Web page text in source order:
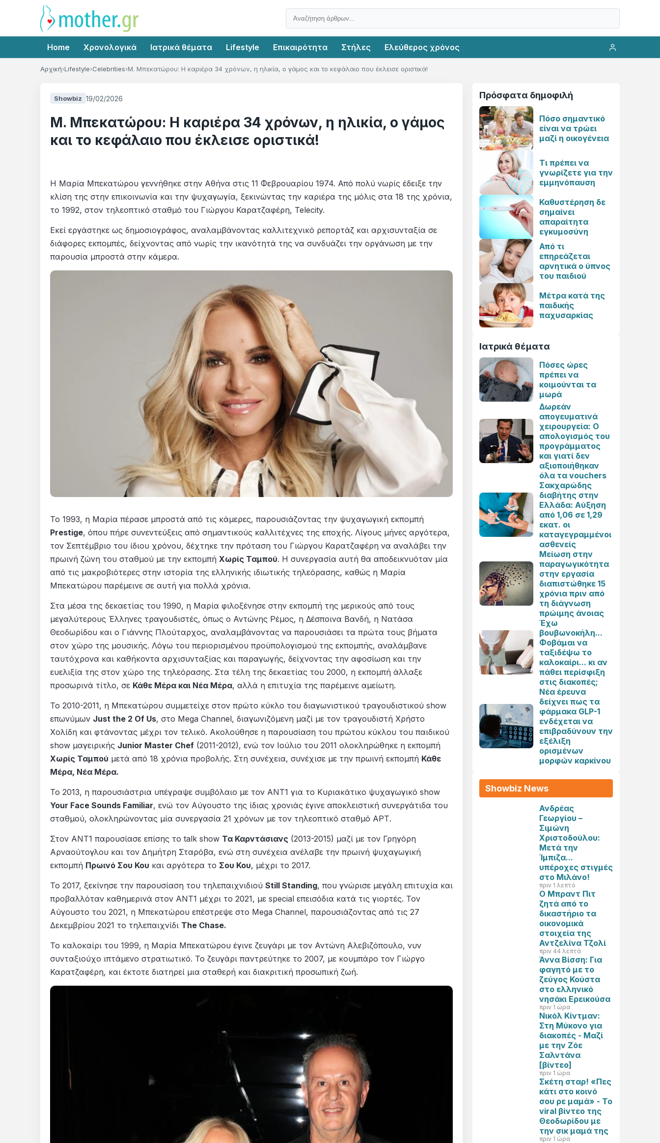
Home Χρονολογικά Ιατρικά θέματα Lifestyle Επικαιρότητα Στήλες Ελεύθερος χρόνος
Αρχική Lifestyle Celebrities Μ. Μπεκατώρου: Η καριέρα 34 χρόνων, η ηλικία, ο γάμος και το κεφάλαιο που έκλεισε οριστικά!
Showbiz 19/02/2026
Μ. Μπεκατώρου: Η καριέρα 34 χρόνων, η ηλικία, ο γάμος
και το κεφάλαιο που έκλεισε οριστικά!
Η Μαρία Μπεκατώρου γεννήθηκε στην Αθήνα στις 11 Φεβρουαρίου 1974. Από πολύ νωρίς έδειξε την
κλίση της στην επικοινωνία και την ψυχαγωγία, ξεκινώντας την καριέρα της μόλις στα 18 της χρόνια,
το 1992, στον τηλεοπτικό σταθμό του Γιώργου Καρατζαφέρη, Telecity.
Εκεί εργάστηκε ως δημοσιογράφος, αναλαμβάνοντας καλλιτεχνικό ρεπορτάζ και αρχισυνταξία σε
διάφορες εκπομπές, δείχνοντας από νωρίς την ικανότητά της να συνδυάζει την οργάνωση με την
παρουσία μπροστά στην κάμερα.
Το 1993, η Μαρία πέρασε μπροστά από τις κάμερες, παρουσιάζοντας την ψυχαγωγική εκπομπή
Prestige, όπου πήρε συνεντεύξεις από σημαντικούς καλλιτέχνες της εποχής. Λίγους μήνες αργότερα,
τον Σεπτέμβριο του ίδιου χρόνου, δέχτηκε την πρόταση του Γιώργου Καρατζαφέρη να αναλάβει την
πρωινή ζώνη του σταθμού με την εκπομπή Χωρίς Ταμπού. Η συνεργασία αυτή θα αποδεικνυόταν μία
από τις μακροβιότερες στην ιστορία της ελληνικής ιδιωτικής τηλεόρασης, καθώς η Μαρία
Μπεκατώρου παρέμεινε σε αυτή για πολλά χρόνια.
Στα μέσα της δεκαετίας του 1990, η Μαρία φιλοξένησε στην εκπομπή της μερικούς από τους
μεγαλύτερους Έλληνες τραγουδιστές, όπως ο Αντώνης Ρέμος, η Δέσποινα Βανδή, η Νατάσα
Θεοδωρίδου και ο Γιάννης Πλούταρχος, αναλαμβάνοντας να παρουσιάσει τα πρώτα τους βήματα
στον χώρο της μουσικής. Λόγω του περιορισμένου προϋπολογισμού της εκπομπής, αναλάμβανε
ταυτόχρονα και καθήκοντα αρχισυνταξίας και παραγωγής, δείχνοντας την αφοσίωση και την
ευελιξία της στον χώρο της τηλεόρασης. Στα τέλη της δεκαετίας του 2000, η εκπομπή άλλαξε
προσωρινά τίτλο, σε Κάθε Μέρα και Νέα Μέρα, αλλά η επιτυχία της παρέμεινε αμείωτη.
Το 2010-2011, η Μπεκατώρου συμμετείχε στον πρώτο κύκλο του διαγωνιστικού τραγουδιστικού show
επωνύμων Just the 2 Of Us, στο Mega Channel, διαγωνιζόμενη μαζί με τον τραγουδιστή Χρήστο
Χολίδη και φτάνοντας μέχρι τον τελικό. Ακολούθησε η παρουσίαση του πρώτου κύκλου του παιδικού
show μαγειρικής Junior Master Chef (2011-2012), ενώ τον Ιούλιο του 2011 ολοκληρώθηκε η εκπομπή
Χωρίς Ταμπού μετά από 18 χρόνια προβολής. Στη συνέχεια, συνέχισε με την πρωινή εκπομπή Κάθε
Μέρα, Νέα Μέρα.
Το 2013, η παρουσιάστρια υπέγραψε συμβόλαιο με τον ΑΝΤ1 για το Κυριακάτικο ψυχαγωγικό show
Your Face Sounds Familiar, ενώ τον Αύγουστο της ίδιας χρονιάς έγινε αποκλειστική συνεργάτιδα του
σταθμού, ολοκληρώνοντας μία συνεργασία 21 χρόνων με τον τηλεοπτικό σταθμό ΑΡΤ.
Στον ΑΝΤ1 παρουσίασε επίσης το talk show Τα Καρντάσιανς (2013-2015) μαζί με τον Γρηγόρη
Αρναούτογλου και τον Δημήτρη Σταρόβα, ενώ στη συνέχεια ανέλαβε την πρωινή ψυχαγωγική
εκπομπή Πρωινό Σου Κου και αργότερα το Σου Κου, μέχρι το 2017.
Το 2017, ξεκίνησε την παρουσίαση του τηλεπαιχνιδιού Still Standing, που γνώρισε μεγάλη επιτυχία και
προβαλλόταν καθημερινά στον ΑΝΤ1 μέχρι το 2021, με special επεισόδια κατά τις γιορτές. Τον
Αύγουστο του 2021, η Μπεκατώρου επέστρεψε στο Mega Channel, παρουσιάζοντας από τις 27
Δεκεμβρίου 2021 το τηλεπαιχνίδι The Chase.
Το καλοκαίρι του 1999, η Μαρία Μπεκατώρου έγινε ζευγάρι με τον Αντώνη Αλεβιζόπουλο, νυν
συνταξιούχο ιπτάμενο στρατιωτικό. Το ζευγάρι παντρεύτηκε το 2007, με κουμπάρο τον Γιώργο
Καρατζαφέρη, και έκτοτε διατηρεί μια σταθερή και διακριτική προσωπική ζωή.
Πρόσφατα δημοφιλή
Πόσο σημαντικό
είναι να τρώει
μαζί η οικογένεια
Τι πρέπει να
γνωρίζετε για την
εμμηνόπαυση
Καθυστέρηση δε
σημαίνει
απαραίτητα
εγκυμοσύνη
Από τι
επηρεάζεται
αρνητικά ο ύπνος
του παιδιού
Μέτρα κατά της
παιδικής
παχυσαρκίας
Ιατρικά θέματα
Πόσες ώρες
πρέπει να
κοιμούνται τα
μωρά
Δωρεάν
απογευματινά
χειρουργεία: Ο
απολογισμός του
προγράμματος
και γιατί δεν
αξιοποιήθηκαν
όλα τα vouchers
Σακχαρώδης
διαβήτης στην
Ελλάδα: Αύξηση
από 1,06 σε 1,29
εκατ. οι
καταγεγραμμένοι
ασθενείς
Μείωση στην
παραγωγικότητα
στην εργασία
διαπιστώθηκε 15
χρόνια πριν από
τη διάγνωση
πρώιμης άνοιας
Έχω
βουβωνοκήλη...
Φοβάμαι να
ταξιδέψω το
καλοκαίρι... κι αν
πάθει περίσφιξη
στις διακοπές;
Νέα έρευνα
δείχνει πως τα
φάρμακα GLP-1
ενδέχεται να
επιβραδύνουν την
εξέλιξη
ορισμένων
μορφών καρκίνου
Showbiz News
Ανδρέας
Γεωργίου –
Σιμώνη
Χριστοδούλου:
Μετά την
Ίμπιζα...
υπέροχες στιγμές
στο Μιλάνο!
πριν 1 λεπτό
Ο Μπραντ Πιτ
ζητά από το
δικαστήριο τα
οικονομικά
στοιχεία της
Αντζελίνα Τζολί
πριν 44 λεπτά
Άννα Βίσση: Για
φαγητό με το
ζεύγος Κούστα
στο ελληνικό
νησάκι Ερεικούσα
πριν 1 ώρα
Νικόλ Κίντμαν:
Στη Μύκονο για
διακοπές - Μαζί
με την Ζόε
Σαλντάνα
[βίντεο]
πριν 1 ώρα
Σκέτη σταρ! «Πες
κάτι στο κοινό
σου ρε μαμά» - Το
viral βίντεο της
Θεοδωρίδου με
την σικ μαμά της
πριν 1 ώρα